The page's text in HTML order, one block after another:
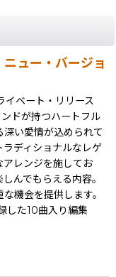
ュー・バージョ
ベート・リリース
ドが持つハートフル
い愛情が込められて
ディショナルなレゲ
レンジを施してお
んでもらえる内容。
機会を提供します。
た10曲入り編集